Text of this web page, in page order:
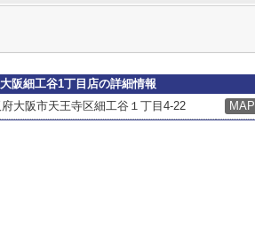
阪細工谷1丁目店の詳細情報
府大阪市天王寺区細工谷１丁目4-22 MAP